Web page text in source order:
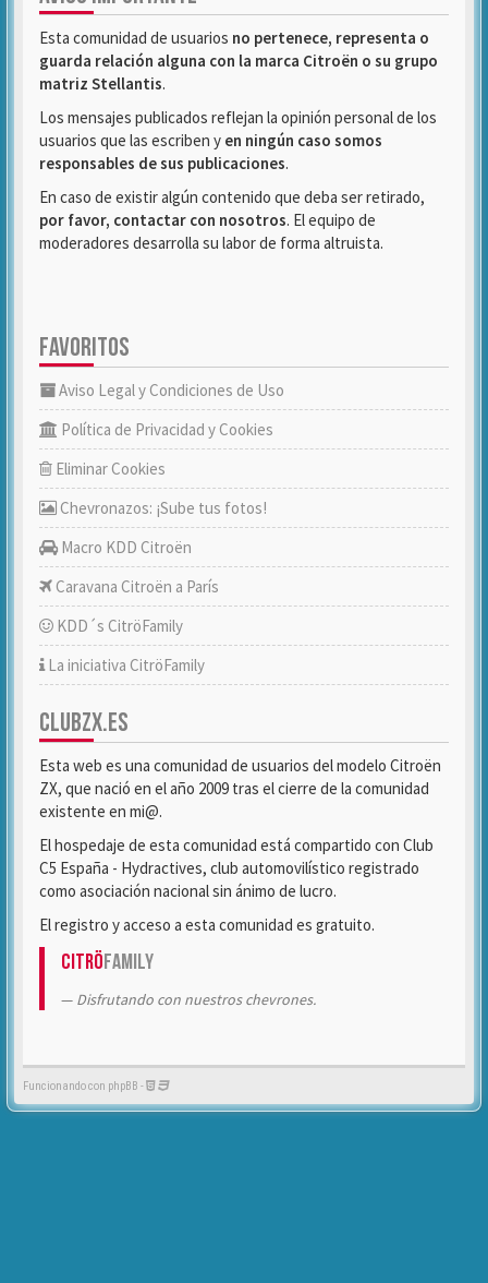
Esta comunidad de usuarios no pertenece, representa o
guarda relación alguna con la marca Citroën o su grupo
matriz Stellantis.
Los mensajes publicados reflejan la opinión personal de los
usuarios que las escriben y en ningún caso somos
responsables de sus publicaciones.
En caso de existir algún contenido que deba ser retirado,
por favor, contactar con nosotros. El equipo de
moderadores desarrolla su labor de forma altruista.
FAVORITOS
Aviso Legal y Condiciones de Uso
Política de Privacidad y Cookies
Eliminar Cookies
Chevronazos: ¡Sube tus fotos!
Macro KDD Citroën
Caravana Citroën a París
KDD´s CitröFamily
La iniciativa CitröFamily
CLUBZX.ES
Esta web es una comunidad de usuarios del modelo Citroën
ZX, que nació en el año 2009 tras el cierre de la comunidad
existente en mi@.
El hospedaje de esta comunidad está compartido con Club
C5 España - Hydractives, club automovilístico registrado
como asociación nacional sin ánimo de lucro.
El registro y acceso a esta comunidad es gratuito.
CitröFamily
Disfrutando con nuestros chevrones.
Funcionando con phpBB -